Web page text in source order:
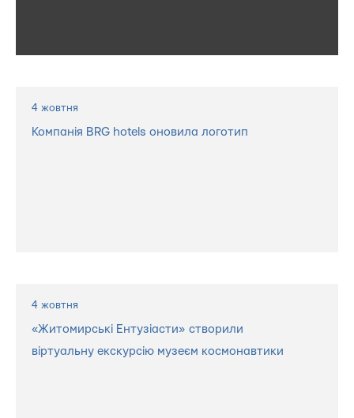
4 жовтня
Компанія BRG hotels оновила логотип
4 жовтня
«Житомирські Ентузіасти» створили
віртуальну екскурсію музеєм космонавтики